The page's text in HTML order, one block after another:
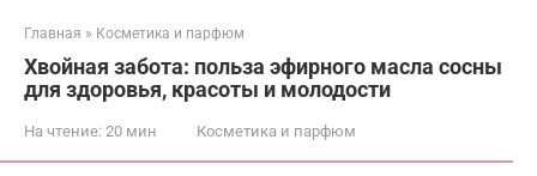
Главная » Косметика и парфюм
Хвойная забота: польза эфирного масла сосны
для здоровья, красоты и молодости
На чтение: 20 мин Косметика и парфюм